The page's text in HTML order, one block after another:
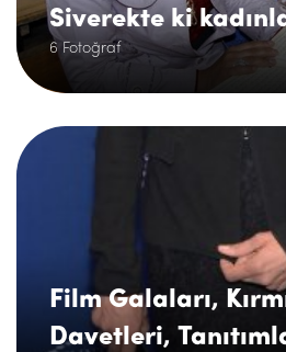
Siverekte ki
6 Fotoğraf
Film Galaları,
Davetleri,